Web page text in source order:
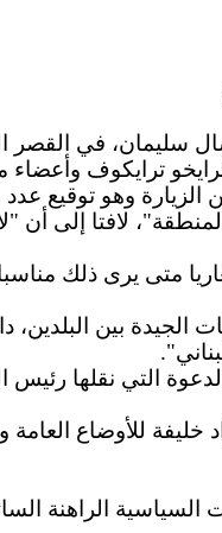
العماد ميشال
ترايخو ترايكوف
وهو توقيع عدد
لافتا إلى أن
متى يرى ذلك
الجيدة بين
التي نقلها رئيس
للأوضاع
السياسية الراهنة